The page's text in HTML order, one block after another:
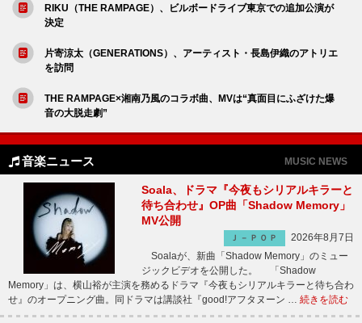
RIKU（THE RAMPAGE）、ビルボードライブ東京での追加公演が
決定
片寄涼太（GENERATIONS）、アーティスト・長島伊織のアトリエ
を訪問
THE RAMPAGE×湘南乃風のコラボ曲、MVは“真面目にふざけた爆
音の大脱走劇”
音楽ニュース MUSIC NEWS
Soala、ドラマ『今夜もシリアルキラーと
待ち合わせ』OP曲「Shadow Memory」
MV公開
Ｊ－ＰＯＰ
2026年8月7日
Soalaが、新曲「Shadow Memory」のミュー
ジックビデオを公開した。 「Shadow
Memory」は、横山裕が主演を務めるドラマ『今夜もシリアルキラーと待ち合わ
せ』のオープニング曲。同ドラマは講談社『good!アフタヌーン … 続きを読む